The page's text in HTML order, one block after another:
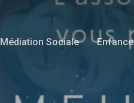
Médiation Sociale Enfance